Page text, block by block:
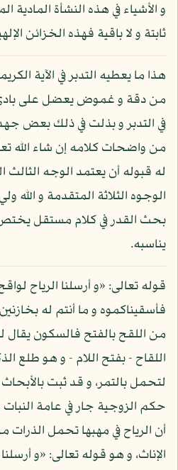
و الأشياء في هذه النشأة المادية
ثابتة و لا باقية فهذه الخزائن
هذا ما يعطيه التدبر في الآية
من دقة و غموض يعضل على
في التدبر و بذلت في ذلك بعض
من واضحات كلامه إن شاء الله
له قبوله أن يعتمد الوجه
الوجوه الثلاثة المتقدمة و الله
بحث القدر في كلام مستقل
يناسبه.
قوله تعالى: «و أرسلنا الرياح
فأسقيناكموه و ما أنتم له
من اللقح بالفتح فالسكون
اللقاح - بفتح اللام - و هو طلع
لتحمل بالتمر، و قد ثبت
حكم الزوجية جار في عامة النبات
أن الرياح في مهبها تحمل الذرات
الإناث، و هو قوله تعالى: «و